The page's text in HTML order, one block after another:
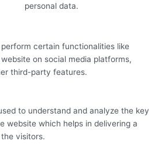
personal data.
certain functionalities like
on social media platforms,
third-party features.
to understand and analyze the key
website which helps in delivering a
visitors.